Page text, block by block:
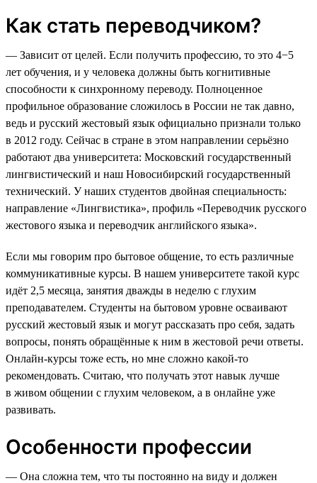
Как стать переводчиком?
— Зависит от целей. Если получить профессию, то это 4−5
лет обучения, и у человека должны быть когнитивные
способности к синхронному переводу. Полноценное
профильное образование сложилось в России не так давно,
ведь и русский жестовый язык официально признали только
в 2012 году. Сейчас в стране в этом направлении серьёзно
работают два университета: Московский государственный
лингвистический и наш Новосибирский государственный
технический. У наших студентов двойная специальность:
направление «Лингвистика», профиль «Переводчик русского
жестового языка и переводчик английского языка».
Если мы говорим про бытовое общение, то есть различные
коммуникативные курсы. В нашем университете такой курс
идёт 2,5 месяца, занятия дважды в неделю с глухим
преподавателем. Студенты на бытовом уровне осваивают
русский жестовый язык и могут рассказать про себя, задать
вопросы, понять обращённые к ним в жестовой речи ответы.
Онлайн-курсы тоже есть, но мне сложно какой-то
рекомендовать. Считаю, что получать этот навык лучше
в живом общении с глухим человеком, а в онлайне уже
развивать.
Особенности профессии
— Она сложна тем, что ты постоянно на виду и должен